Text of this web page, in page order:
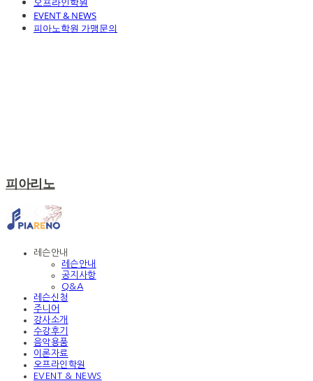
EVENT & NEWS
피아노학원 가맹문의
피아리노
레슨안내
레슨안내
공지사항
Q&A
레슨신청
주니어
강사소개
수강후기
음악용품
이론자료
오프라인학원
EVENT & NEWS